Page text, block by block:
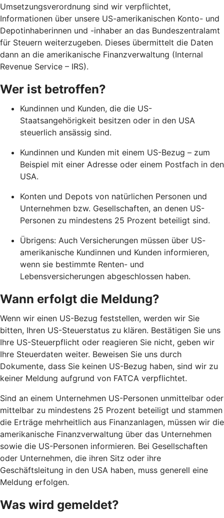
Umsetzungsverordnung sind wir verpflichtet,
Informationen über unsere US-amerikanischen Konto- und
Depotinhaberinnen und -inhaber an das Bundeszentralamt
für Steuern weiterzugeben. Dieses übermittelt die Daten
dann an die amerikanische Finanzverwaltung (Internal
Revenue Service – IRS).
Wer ist betroffen?
Kundinnen und Kunden, die die US-
Staatsangehörigkeit besitzen oder in den USA
steuerlich ansässig sind.
Kundinnen und Kunden mit einem US-Bezug – zum
Beispiel mit einer Adresse oder einem Postfach in den
USA.
Konten und Depots von natürlichen Personen und
Unternehmen bzw. Gesellschaften, an denen US-
Personen zu mindestens 25 Prozent beteiligt sind.
Übrigens: Auch Versicherungen müssen über US-
amerikanische Kundinnen und Kunden informieren,
wenn sie bestimmte Renten- und
Lebensversicherungen abgeschlossen haben.
Wann erfolgt die Meldung?
Wenn wir einen US-Bezug feststellen, werden wir Sie
bitten, Ihren US-Steuerstatus zu klären. Bestätigen Sie uns
Ihre US-Steuerpflicht oder reagieren Sie nicht, geben wir
Ihre Steuerdaten weiter. Beweisen Sie uns durch
Dokumente, dass Sie keinen US-Bezug haben, sind wir zu
keiner Meldung aufgrund von FATCA verpflichtet.
Sind an einem Unternehmen US-Personen unmittelbar oder
mittelbar zu mindestens 25 Prozent beteiligt und stammen
die Erträge mehrheitlich aus Finanzanlagen, müssen wir die
amerikanische Finanzverwaltung über das Unternehmen
sowie die US-Personen informieren. Bei Gesellschaften
oder Unternehmen, die ihren Sitz oder ihre
Geschäftsleitung in den USA haben, muss generell eine
Meldung erfolgen.
Was wird gemeldet?